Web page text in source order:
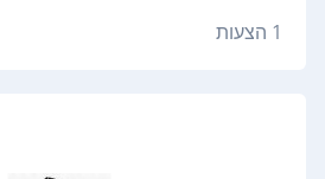
1 הצעות